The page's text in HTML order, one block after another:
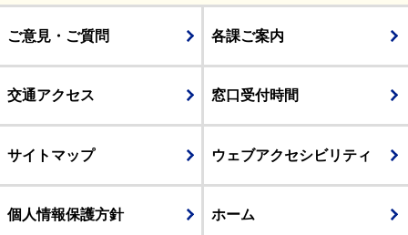
ご意見・ご質問 各課ご案内
交通アクセス 窓口受付時間
サイトマップ ウェブアクセシビリティ
個人情報保護方針 ホーム